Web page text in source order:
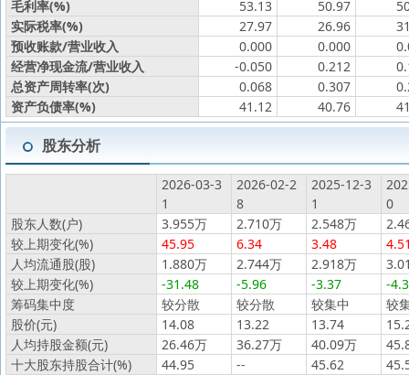
毛利率(%) 53.13 50.97
实际税率(%)
27.97 26.96
预收账款/营业收入
0.000 0.000
经营净现金流/营业收入
-0.050 0.212
总资产周转率(次)
0.068 0.307
资产负债率(%)
41.12 40.76
股东分析
2026-03-3
1
2026-02-2
8
2025-12-3
1
0
股东人数(户)
3.955万 2.710万 2.548万
较上期变化(%)
45.95 6.34 3.48
人均流通股(股)
1.880万 2.744万 2.918万
较上期变化(%)
-31.48 -5.96 -3.37
-
筹码集中度
较分散 较分散 较集中
较
股价(元)
14.08 13.22 13.74
人均持股金额(元)
26.46万 36.27万 40.09万
十大股东持股合计(%)
44.95 -- 45.62